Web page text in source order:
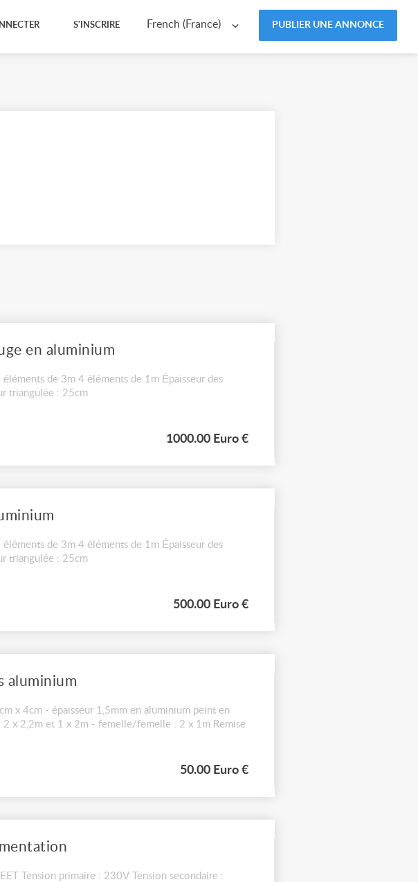
French (France) PUBLIER UNE ANNONCE
S'INSCRIRE
en aluminium
de 3m 4 éléments de 1m Épaisseur des
triangulée : 25cm
1000.00 Euro €
de 3m 4 éléments de 1m Épaisseur des
triangulée : 25cm
500.00 Euro €
aluminium
x 4cm - épaisseur 1,5mm en aluminium peint en
x 2,2m et 1 x 2m - femelle/femelle : 2 x 1m Remise
50.00 Euro €
Tension primaire : 230V Tension secondaire :